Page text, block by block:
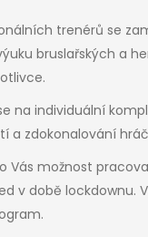
trenérů se
bruslařských a
na individuální
a zdokonalování
Vás možnost
v době lockdownu.